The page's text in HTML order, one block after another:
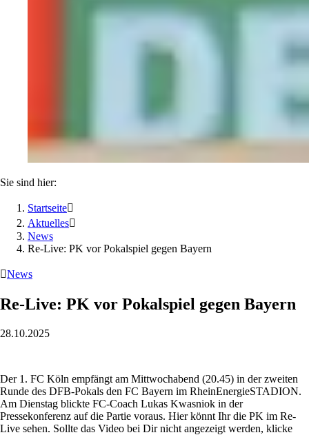
Sie sind hier:
Startseite
Aktuelles
News
Re-Live: PK vor Pokalspiel gegen Bayern
News
Re-Live: PK vor Pokalspiel gegen Bayern
28.10.2025
Der 1. FC Köln empfängt am Mittwochabend (20.45) in der zweiten
Runde des DFB-Pokals den FC Bayern im RheinEnergieSTADION.
Am Dienstag blickte FC-Coach Lukas Kwasniok in der
Pressekonferenz auf die Partie voraus. Hier könnt Ihr die PK im Re-
Live sehen. Sollte das Video bei Dir nicht angezeigt werden, klicke